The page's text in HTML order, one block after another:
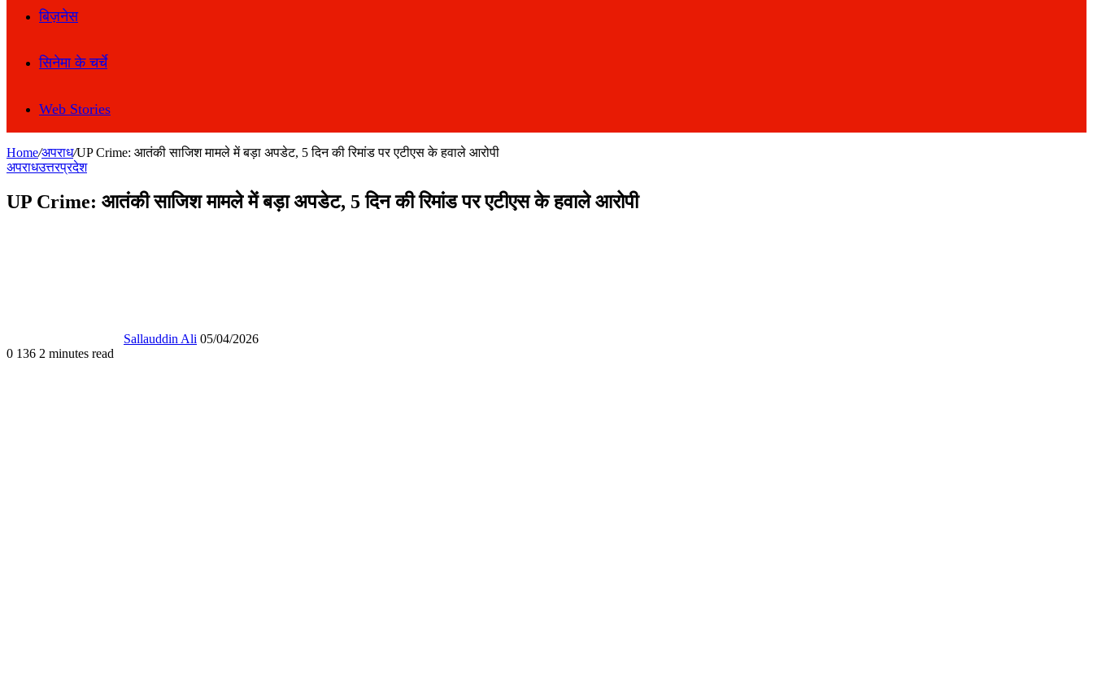
बिज़नेस
सिनेमा के चर्चे
Web Stories
Home/अपराध/UP Crime: आतंकी साजिश मामले में बड़ा अपडेट, 5 दिन की रिमांड पर एटीएस के हवाले आरोपी
अपराधउत्तरप्रदेश
UP Crime: आतंकी साजिश मामले में बड़ा अपडेट, 5 दिन की रिमांड पर एटीएस के हवाले आरोपी
Sallauddin Ali 05/04/2026
0 136 2 minutes read